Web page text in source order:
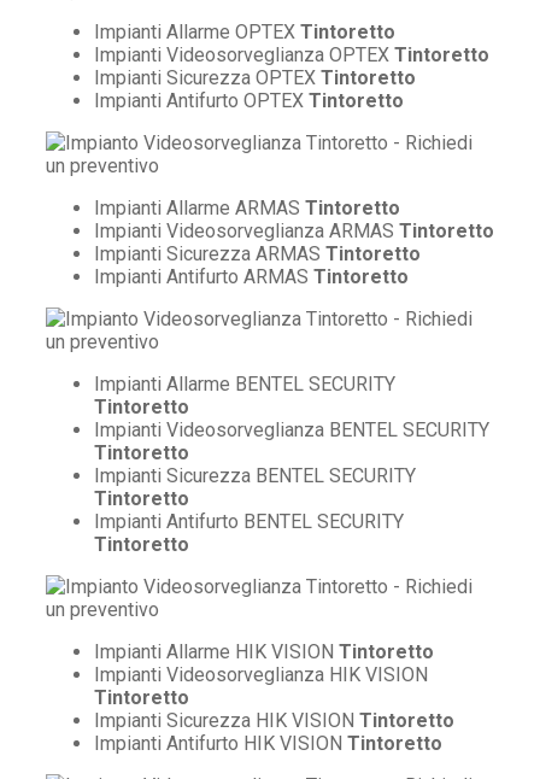
Impianti Allarme OPTEX Tintoretto
Impianti Videosorveglianza OPTEX Tintoretto
Impianti Sicurezza OPTEX Tintoretto
Impianti Antifurto OPTEX Tintoretto
Impianti Allarme ARMAS Tintoretto
Impianti Videosorveglianza ARMAS Tintoretto
Impianti Sicurezza ARMAS Tintoretto
Impianti Antifurto ARMAS Tintoretto
Impianti Allarme BENTEL SECURITY
Tintoretto
Impianti Videosorveglianza BENTEL SECURITY
Tintoretto
Impianti Sicurezza BENTEL SECURITY
Tintoretto
Impianti Antifurto BENTEL SECURITY
Tintoretto
Impianti Allarme HIK VISION Tintoretto
Impianti Videosorveglianza HIK VISION
Tintoretto
Impianti Sicurezza HIK VISION Tintoretto
Impianti Antifurto HIK VISION Tintoretto